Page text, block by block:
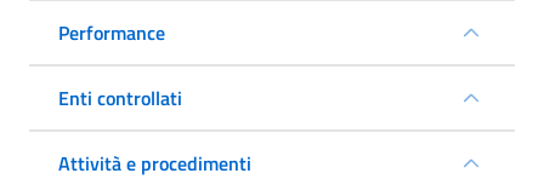
Performance
Enti controllati
Attività e procedimenti